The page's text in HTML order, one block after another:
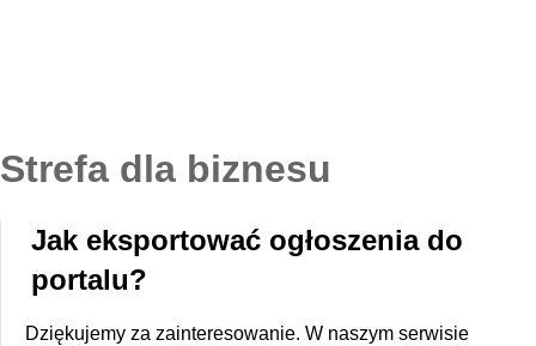
Strefa dla biznesu
Jak eksportować ogłoszenia do
portalu?
Dziękujemy za zainteresowanie. W naszym serwisie